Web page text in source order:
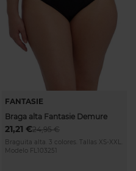
FANTASIE
Braga alta Fantasie Demure
24,95 €
21,21 €
Braguita alta. 3 colores. Tallas XS-XXL.
Modelo FL103251